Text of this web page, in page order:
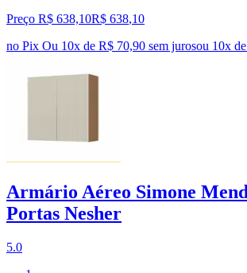
Preço R$ 638,10R$ 638,10
no Pix Ou 10x de R$ 70,90 sem jurosou 10x de
Armário Aéreo Simone
Portas Nesher
5.0